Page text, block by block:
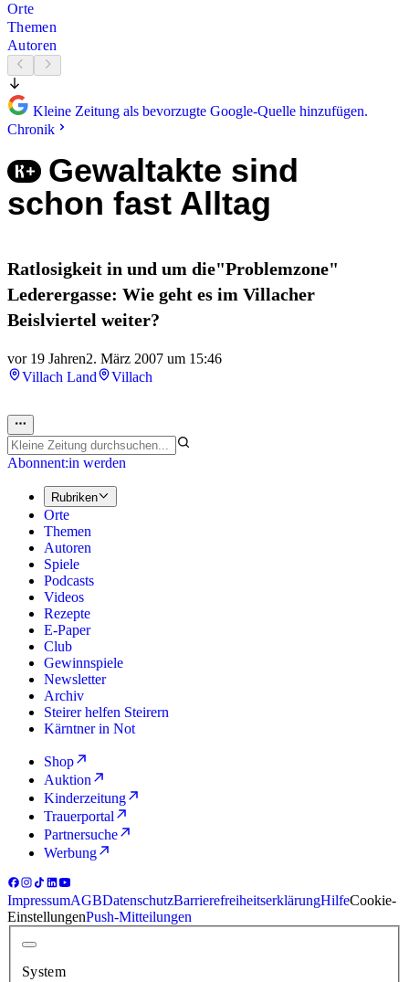
Orte
Themen
Autoren
Kleine Zeitung als bevorzugte Google-Quelle hinzufügen.
Chronik
Gewaltakte sind
schon fast Alltag
Ratlosigkeit in und um die"Problemzone"
Lederergasse: Wie geht es im Villacher
Beislviertel weiter?
vor 19 Jahren2. März 2007 um 15:46
Villach Land
Villach
Abonnent:in werden
Rubriken
Orte
Themen
Autoren
Spiele
Podcasts
Videos
Rezepte
E-Paper
Club
Gewinnspiele
Newsletter
Archiv
Steirer helfen Steirern
Kärntner in Not
Shop
Auktion
Kinderzeitung
Trauerportal
Partnersuche
Werbung
ImpressumAGBDatenschutzBarrierefreiheitserklärungHilfeCookie-
EinstellungenPush-Mitteilungen
System